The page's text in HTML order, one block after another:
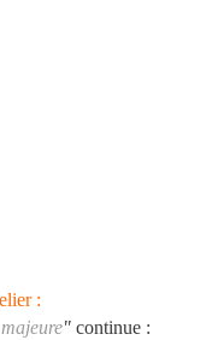
:
" continue :